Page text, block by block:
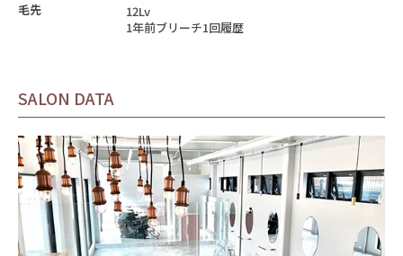
毛先
12Lv
1年前ブリーチ1回履歴
SALON DATA